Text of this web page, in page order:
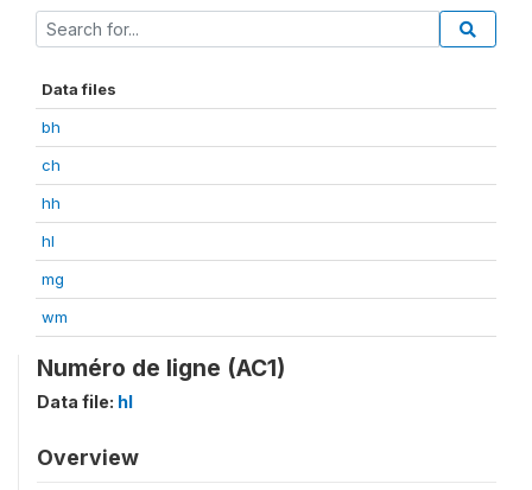
Data files
bh
ch
hh
hl
mg
wm
Numéro de ligne (AC1)
Data file: hl
Overview